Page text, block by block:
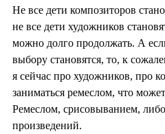
Не все дети композиторов
не все дети художников
можно долго продолжать. А
выбору становятся, то, к
я сейчас про художников, про
заниматься ремеслом, что
Ремеслом, срисовыванием,
произведений.